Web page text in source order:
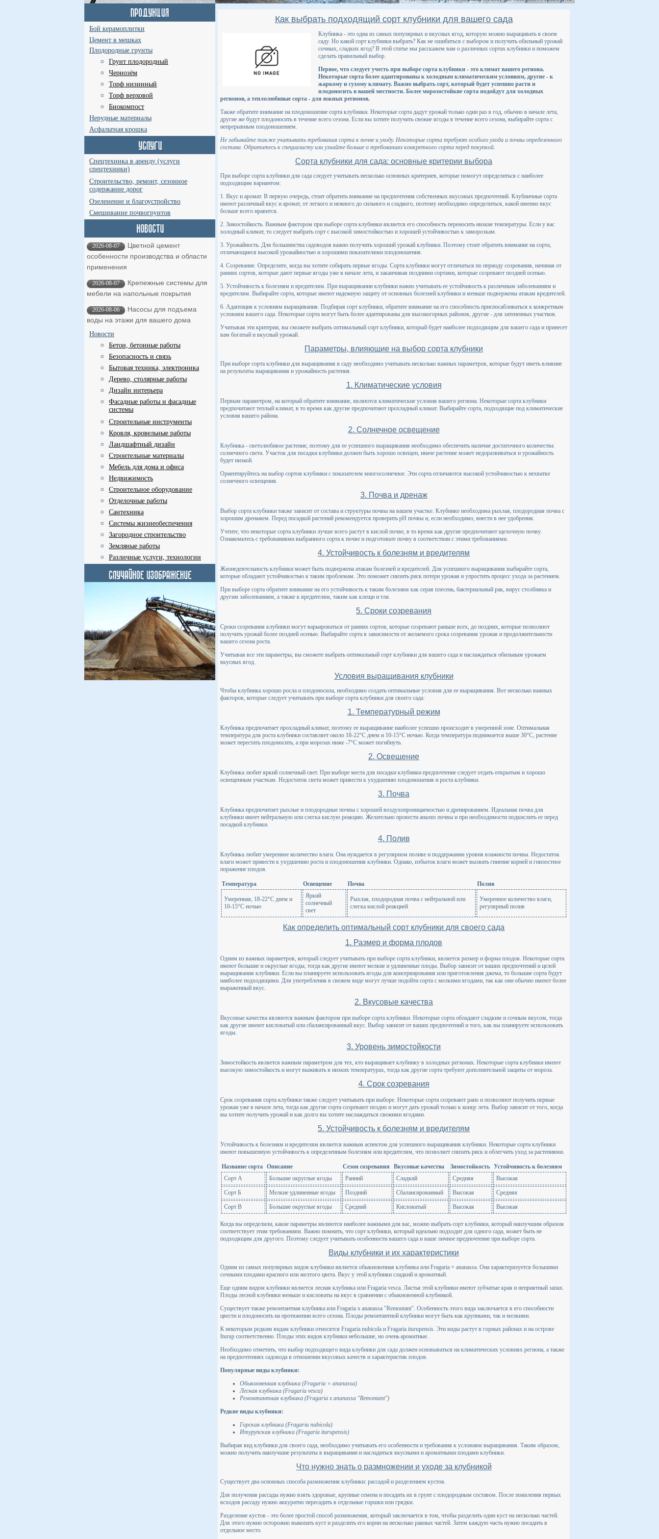
Бой керамоплитки
Цемент в мешках
Плодородные грунты
Грунт плодородный
Чернозём
Торф низинный
Торф верховой
Биокомпост
Нерудные материалы
Асфальтная крошка
Спецтехника в аренду (услуги
спецтехники)
Строительство, ремонт, сезонное
содержание дорог
Озеленение и благоустройство
Смешивание почвогрунтов
2026-08-07
Цветной цемент
особенности производства и области
применения
2026-08-07
Крепежные системы для
мебели на напольные покрытия
2026-08-06
Насосы для подъема
воды на этажи для вашего дома
Новости
Бетон, бетонные работы
Безопасность и связь
Бытовая техника, электроника
Дерево, столярные работы
Дизайн интерьера
Фасадные работы и фасадные
системы
Строительные инструменты
Кровля, кровельные работы
Ландшафтный дизайн
Строительные материалы
Мебель для дома и офиса
Недвижимость
Строительное оборудование
Отделочные работы
Сантехника
Системы жизнеобеспечения
Загородное строительство
Земляные работы
Различные услуги, технологии
Как выбрать подходящий сорт клубники для вашего сада
Клубника - это одна из самых популярных и вкусных ягод, которую можно выращивать в своем
саду. Но какой сорт клубники выбрать? Как не ошибиться с выбором и получить обильный урожай
сочных, сладких ягод? В этой статье мы расскажем вам о различных сортах клубники и поможем
сделать правильный выбор.
Первое, что следует учесть при выборе сорта клубники - это климат вашего региона.
Некоторые сорта более адаптированы к холодным климатическим условиям, другие - к
жаркому и сухому климату. Важно выбрать сорт, который будет успешно расти и
плодоносить в вашей местности. Более морозостойкие сорта подойдут для холодных
регионов, а теплолюбивые сорта - для южных регионов.
Также обратите внимание на плодоношение сорта клубники. Некоторые сорта дадут урожай только один раз в год, обычно в начале лета,
другие же будут плодоносить в течение всего сезона. Если вы хотите получить свежие ягоды в течение всего сезона, выбирайте сорта с
непрерывным плодоношением.
Не забывайте также учитывать требования сорта к почве и уходу. Некоторые сорта требуют особого ухода и почвы определенного
состава. Обратитесь к специалисту или узнайте больше о требованиях конкретного сорта перед покупкой.
Сорта клубники для сада: основные критерии выбора
При выборе сорта клубники для сада следует учитывать несколько основных критериев, которые помогут определиться с наиболее
подходящим вариантом:
1. Вкус и аромат. В первую очередь, стоит обратить внимание на предпочтения собственных вкусовых предпочтений. Клубничные сорта
имеют различный вкус и аромат, от легкого и нежного до сильного и сладкого, поэтому необходимо определиться, какой именно вкус
больше всего нравится.
2. Зимостойкость. Важным фактором при выборе сорта клубники является его способность переносить низкие температуры. Если у вас
холодный климат, то следует выбрать сорт с высокой зимостойкостью и хорошей устойчивостью к заморозкам.
3. Урожайность. Для большинства садоводов важно получить хороший урожай клубники. Поэтому стоит обратить внимание на сорта,
отличающиеся высокой урожайностью и хорошими показателями плодоношения.
4. Созревание. Определите, когда вы хотите собирать первые ягоды. Сорта клубники могут отличаться по периоду созревания, начиная от
ранних сортов, которые дают первые ягоды уже в начале лета, и заканчивая поздними сортами, которые созревают поздней осенью.
5. Устойчивость к болезням и вредителям. При выращивании клубники важно учитывать ее устойчивость к различным заболеваниям и
вредителям. Выбирайте сорта, которые имеют надежную защиту от основных болезней клубники и меньше подвержены атакам вредителей.
6. Адаптация к условиям выращивания. Подбирая сорт клубники, обратите внимание на его способность приспосабливаться к конкретным
условиям вашего сада. Некоторые сорта могут быть более адаптированы для высокогорных районов, другие - для затененных участков.
Учитывая эти критерии, вы сможете выбрать оптимальный сорт клубники, который будет наиболее подходящим для вашего сада и принесет
вам богатый и вкусный урожай.
Параметры, влияющие на выбор сорта клубники
При выборе сорта клубники для выращивания в саду необходимо учитывать несколько важных параметров, которые будут иметь влияние
на результаты выращивания и урожайность растения.
1. Климатические условия
Первым параметром, на который обратите внимание, являются климатические условия вашего региона. Некоторые сорта клубники
предпочитают теплый климат, в то время как другие предпочитают прохладный климат. Выбирайте сорта, подходящие под климатические
условия вашего района.
2. Солнечное освещение
Клубника - светолюбивое растение, поэтому для ее успешного выращивания необходимо обеспечить наличие достаточного количества
солнечного света. Участок для посадки клубники должен быть хорошо освещен, иначе растение может недоразвиваться и урожайность
будет низкой.
Ориентируйтесь на выбор сортов клубники с показателем многосолнечное. Эти сорта отличаются высокой устойчивостью к нехватке
солнечного освещения.
3. Почва и дренаж
Выбор сорта клубники также зависит от состава и структуры почвы на вашем участке. Клубнике необходима рыхлая, плодородная почва с
хорошим дренажем. Перед посадкой растений рекомендуется проверить pH почвы и, если необходимо, внести в нее удобрения.
Учтите, что некоторые сорта клубники лучше всего растут в кислой почве, в то время как другие предпочитают щелочную почву.
Ознакомьтесь с требованиями выбранного сорта к почве и подготовьте почву в соответствии с этими требованиями.
4. Устойчивость к болезням и вредителям
Жизнедеятельность клубники может быть подвержена атакам болезней и вредителей. Для успешного выращивания выбирайте сорта,
которые обладают устойчивостью к таким проблемам. Это поможет снизить риск потери урожая и упростить процесс ухода за растением.
При выборе сорта обратите внимание на его устойчивость к таким болезням как серая плесень, бактериальный рак, вирус столбняка и
другим заболеваниям, а также к вредителям, таким как клещи и тля.
5. Сроки созревания
Сроки созревания клубники могут варьироваться от ранних сортов, которые созревают раньше всех, до поздних, которые позволяют
получить урожай более поздней осенью. Выбирайте сорта в зависимости от желаемого срока созревания урожая и продолжительности
вашего сезона роста.
Учитывая все эти параметры, вы сможете выбрать оптимальный сорт клубники для вашего сада и наслаждаться обильным урожаем
вкусных ягод.
Условия выращивания клубники
Чтобы клубника хорошо росла и плодоносила, необходимо создать оптимальные условия для ее выращивания. Вот несколько важных
факторов, которые следует учитывать при выборе сорта клубники для своего сада:
1. Температурный режим
Клубника предпочитает прохладный климат, поэтому ее выращивание наиболее успешно происходит в умеренной зоне. Оптимальная
температура для роста клубники составляет около 18-22°C днем и 10-15°C ночью. Когда температура поднимается выше 30°C, растение
может перестать плодоносить, а при морозах ниже -7°C может погибнуть.
2. Освещение
Клубника любит яркий солнечный свет. При выборе места для посадки клубники предпочтение следует отдать открытым и хорошо
освещенным участкам. Недостаток света может привести к ухудшению плодоношения и роста клубники.
3. Почва
Клубника предпочитает рыхлые и плодородные почвы с хорошей воздухопроницаемостью и дренированием. Идеальная почва для
клубники имеет нейтральную или слегка кислую реакцию. Желательно провести анализ почвы и при необходимости подкислить ее перед
посадкой клубники.
4. Полив
Клубника любит умеренное количество влаги. Она нуждается в регулярном поливе и поддержании уровня влажности почвы. Недостаток
влаги может привести к ухудшению роста и плодоношения клубники. Однако, избыток влаги может вызвать гниение корней и гнилостное
поражение плодов.
Температура Освещение Почва Полив
Умеренная, 18-22°C днем и
10-15°C ночью
Яркий
солнечный
свет
Рыхлая, плодородная почва с нейтральной или
слегка кислой реакцией
Умеренное количество влаги,
регулярный полив
Как определить оптимальный сорт клубники для своего сада
1. Размер и форма плодов
Одним из важных параметров, который следует учитывать при выборе сорта клубники, является размер и форма плодов. Некоторые сорта
имеют большие и округлые ягоды, тогда как другие имеют мелкие и удлиненные плоды. Выбор зависит от ваших предпочтений и целей
выращивания клубники. Если вы планируете использовать ягоды для консервирования или приготовления джема, то большие сорта будут
наиболее подходящими. Для употребления в свежем виде могут лучше подойти сорта с мелкими ягодами, так как они обычно имеют более
выраженный вкус.
2. Вкусовые качества
Вкусовые качества являются важным фактором при выборе сорта клубники. Некоторые сорта обладают сладким и сочным вкусом, тогда
как другие имеют кисловатый или сбалансированный вкус. Выбор зависит от ваших предпочтений и того, как вы планируете использовать
ягоды.
3. Уровень зимостойкости
Зимостойкость является важным параметром для тех, кто выращивает клубнику в холодных регионах. Некоторые сорта клубники имеют
высокую зимостойкость и могут выживать в низких температурах, тогда как другие сорта требуют дополнительной защиты от мороза.
4. Срок созревания
Срок созревания сорта клубники также следует учитывать при выборе. Некоторые сорта созревают рано и позволяют получить первые
урожаи уже в начале лета, тогда как другие сорта созревают поздно и могут дать урожай только к концу лета. Выбор зависит от того, когда
вы хотите получить урожай и как долго вы хотите наслаждаться свежими ягодами.
5. Устойчивость к болезням и вредителям
Устойчивость к болезням и вредителям является важным аспектом для успешного выращивания клубники. Некоторые сорта клубники
имеют повышенную устойчивость к определенным болезням или вредителям, что позволяет снизить риск и облегчить уход за растениями.
Название сорта Описание Сезон созревания Вкусовые качества Зимостойкость Устойчивость к болезням
Сорт А
Большие округлые ягоды Ранний Сладкий Средняя Высокая
Сорт Б Мелкие удлиненные ягоды Поздний Сбалансированный Высокая Средняя
Сорт В Большие округлые ягоды Средний Кисловатый Высокая Высокая
Когда вы определили, какие параметры являются наиболее важными для вас, можно выбрать сорт клубники, который наилучшим образом
соответствует этим требованиям. Важно помнить, что сорт клубники, который идеально подходит для одного сада, может быть не
подходящим для другого. Поэтому следует учитывать особенности вашего сада и ваше личное предпочтение при выборе сорта.
Виды клубники и их характеристики
Одним из самых популярных видов клубники является обыкновенная клубника или Fragaria × ananassa. Она характеризуется большими
сочными плодами красного или желтого цвета. Вкус у этой клубники сладкий и ароматный.
Еще одним видом клубники является лесная клубника или Fragaria vesca. Листья этой клубники имеют зубчатые края и неприятный запах.
Плоды лесной клубники меньше и кисловаты на вкус в сравнении с обыкновенной клубникой.
Существует также ремонтантная клубника или Fragaria x ananassa "Remontant". Особенность этого вида заключается в его способности
цвести и плодоносить на протяжении всего сезона. Плоды ремонтантной клубники могут быть как крупными, так и мелкими.
К некоторым редким видам клубники относятся Fragaria nubicola и Fragaria iturupensis. Эти виды растут в горных районах и на острове
Iturup соответственно. Плоды этих видов клубники небольшие, но очень ароматные.
Необходимо отметить, что выбор подходящего вида клубники для сада должен основываться на климатических условиях региона, а также
на предпочтениях садовода в отношении вкусовых качеств и характеристик плодов.
Популярные виды клубники:
Обыкновенная клубника (Fragaria × ananassa)
Лесная клубника (Fragaria vesca)
Ремонтантная клубника (Fragaria x ananassa "Remontant")
Редкие виды клубники:
Горская клубника (Fragaria nubicola)
Итурупская клубника (Fragaria iturupensis)
Выбирая вид клубники для своего сада, необходимо учитывать его особенности и требования к условиям выращивания. Таким образом,
можно получить наилучшие результаты в выращивании и насладиться вкусными и ароматными плодами клубники.
Что нужно знать о размножении и уходе за клубникой
Существует два основных способа размножения клубники: рассадой и разделением кустов.
Для получения рассады нужно взять здоровые, крупные семена и посадить их в грунт с плодородным составом. После появления первых
всходов рассаду нужно аккуратно пересадить в отдельные горшки или грядки.
Разделение кустов - это более простой способ размножения, который заключается в том, чтобы разделить один куст на несколько частей.
Для этого нужно осторожно выкопать куст и разделить его корни на несколько равных частей. Затем каждую часть нужно посадить в
отдельное место.